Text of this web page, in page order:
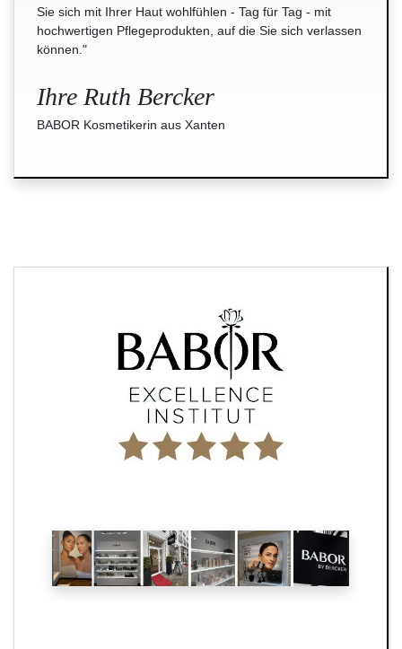
Sie sich mit Ihrer Haut wohlfühlen - Tag für Tag - mit
hochwertigen Pflegeprodukten, auf die Sie sich verlassen
können."
Ihre Ruth Bercker
BABOR Kosmetikerin aus Xanten